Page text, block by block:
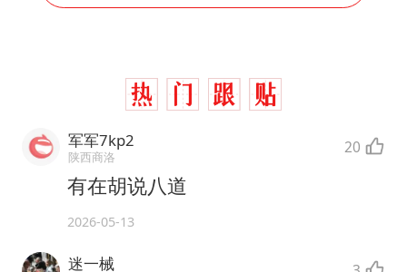
军军7kp2
陕西商洛 20
有在胡说八道
2026-05-13
迷一械